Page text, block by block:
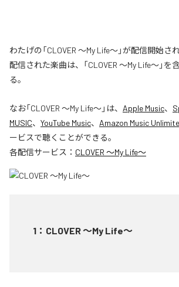
わたげの「CLOVER ～My Life～」が配信開始
配信された楽曲は、「CLOVER ～My Life～」を
る。
なお「CLOVER ～My Life～」は、 Apple Music、
MUSIC、 YouTube Music、 Amazon Music
ービスで聴くことができる。
各配信サービス： CLOVER ～My Life～
1 ： CLOVER ～My Life～